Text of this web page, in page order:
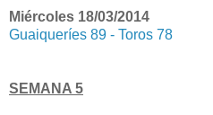
Miércoles 18/03/2014
Guaiqueríes 89 - Toros 78
SEMANA 5